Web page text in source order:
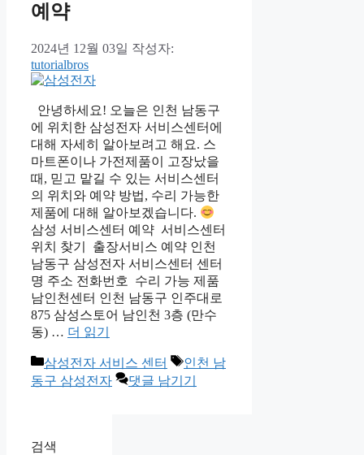
예약
2024년 12월 03일 작성자:
tutorialbros
안녕하세요! 오늘은 인천 남동구
에 위치한 삼성전자 서비스센터에
대해 자세히 알아보려고 해요. 스
마트폰이나 가전제품이 고장났을
때, 믿고 맡길 수 있는 서비스센터
의 위치와 예약 방법, 수리 가능한
제품에 대해 알아보겠습니다.
삼성 서비스센터 예약 서비스센터
위치 찾기 출장서비스 예약 인천
남동구 삼성전자 서비스센터 센터
명 주소 전화번호 수리 가능 제품
남인천센터 인천 남동구 인주대로
875 삼성스토어 남인천 3층 (만수
동) … 더 읽기
카
테
삼성전자 서비스 센터
태
그
인천 남
동구 삼성전자
댓글 남기기
검색